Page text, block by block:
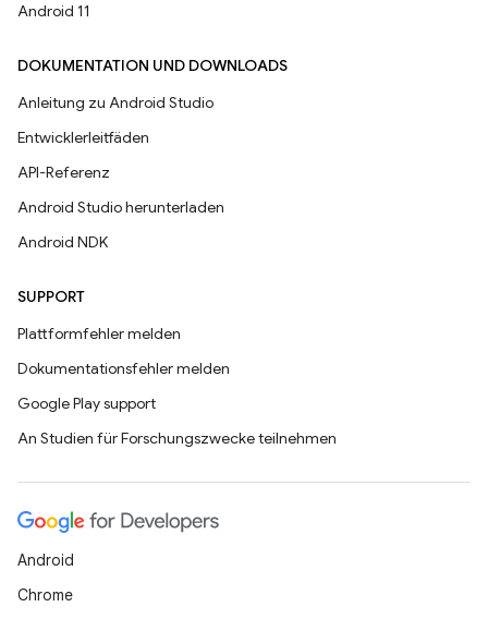
Android 11
DOKUMENTATION UND DOWNLOADS
Anleitung zu Android Studio
Entwicklerleitfäden
API-Referenz
Android Studio herunterladen
Android NDK
SUPPORT
Plattformfehler melden
Dokumentationsfehler melden
Google Play support
An Studien für Forschungszwecke teilnehmen
Android
Chrome